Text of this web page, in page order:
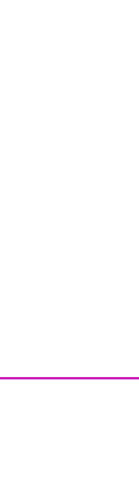
ao
Aceder